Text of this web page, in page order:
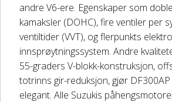
andre V6-ere. Egenskaper som
kamaksler (DOHC), fire ventiler per
ventiltider (VVT), og flerpunkts
innsprøytningssystem. Andre
55-graders V-blokk-konstruksjon,
totrinns gir-reduksjon, gjør
elegant. Alle Suzukis